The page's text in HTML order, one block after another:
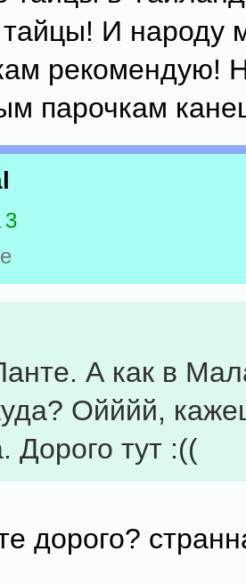
И народу
рекомендую!
парочкам
3
А как в
Ойййй,
Дорого тут :((
дорого?